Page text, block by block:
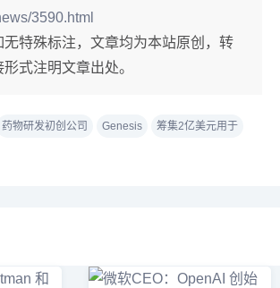
3590.html
无特殊标注，文章均为本站原创，转
式注明文章出处。
药物研发初创公司 Genesis
筹集2亿美元用于